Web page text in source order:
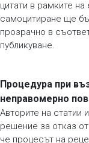
цитати в рамките
самоцитиране ще
прозрачно в
публикуване.
Процедура при
неправомерно
Авторите на статии
решение за отказ
че процесът на